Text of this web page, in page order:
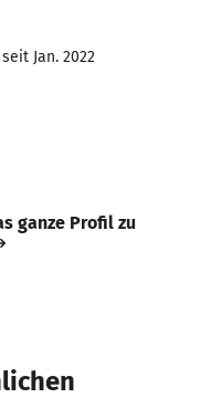
Jan. 2022
ganze Profil zu